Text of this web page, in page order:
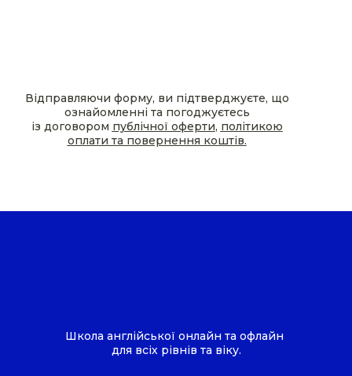
Відправляючи форму, ви підтверджуєте, що
ознайомленні та погоджуєтесь
із договором публічної оферти, політикою
оплати та повернення коштів.
Школа англійської онлайн та офлайн
для всіх рівнів та віку.